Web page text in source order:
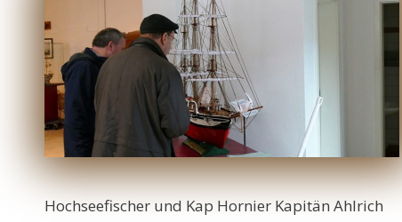
Hochseefischer und Kap Hornier Kapitän Ahlrich